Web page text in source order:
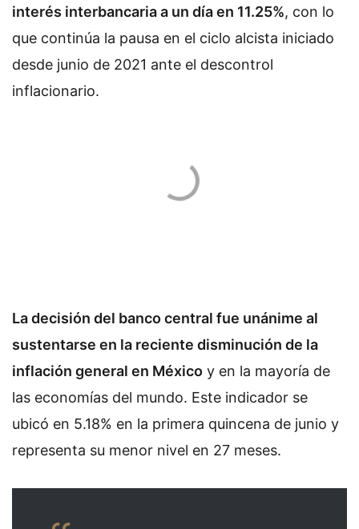
interés interbancaria a un día en 11.25%, con lo
que continúa la pausa en el ciclo alcista iniciado
desde junio de 2021 ante el descontrol
inflacionario.
La decisión del banco central fue unánime al
sustentarse en la reciente disminución de la
inflación general en México y en la mayoría de
las economías del mundo. Este indicador se
ubicó en 5.18% en la primera quincena de junio y
representa su menor nivel en 27 meses.